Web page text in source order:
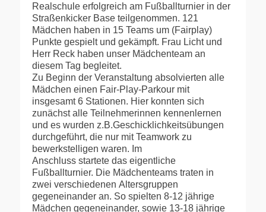
Realschule erfolgreich am Fußballturnier in der
Straßenkicker Base teilgenommen. 121
Mädchen haben in 15 Teams um (Fairplay)
Punkte gespielt und gekämpft. Frau Licht und
Herr Reck haben unser Mädchenteam an
diesem Tag begleitet.
Zu Beginn der Veranstaltung absolvierten alle
Mädchen einen Fair-Play-Parkour mit
insgesamt 6 Stationen. Hier konnten sich
zunächst alle Teilnehmerinnen kennenlernen
und es wurden z.B.Geschicklichkeitsübungen
durchgeführt, die nur mit Teamwork zu
bewerkstelligen waren. Im
Anschluss startete das eigentliche
Fußballturnier. Die Mädchenteams traten in
zwei verschiedenen Altersgruppen
gegeneinander an. So spielten 8-12 jährige
Mädchen gegeneinander, sowie 13-18 jährige